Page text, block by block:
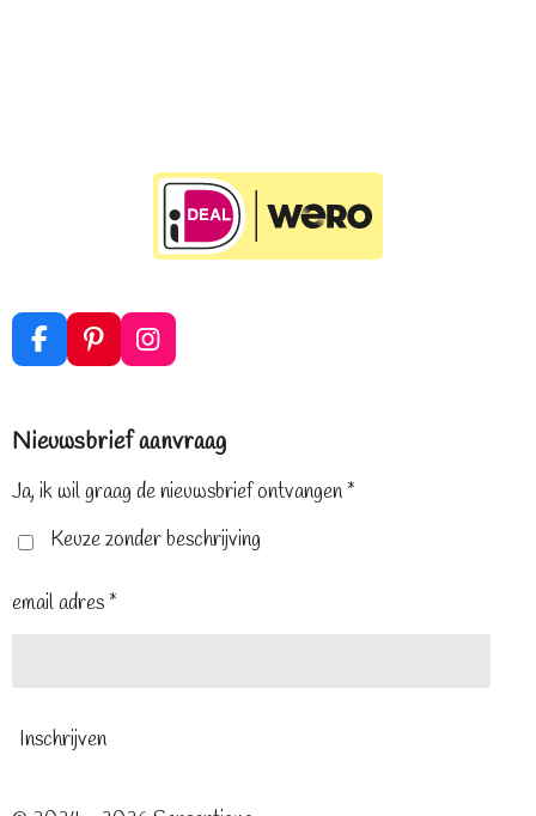
F
a
b
o
P
i
e
e
t
I
n
a
r
m
Nieuwsbrief aanvraag
Ja, ik wil graag de nieuwsbrief ontvangen *
Keuze zonder beschrijving
email adres *
Inschrijven